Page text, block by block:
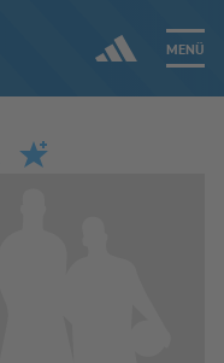
MENÜ
Jetzt einloggen